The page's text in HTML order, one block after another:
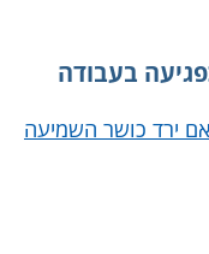
בעבודה
אם ירד כושר השמיעה